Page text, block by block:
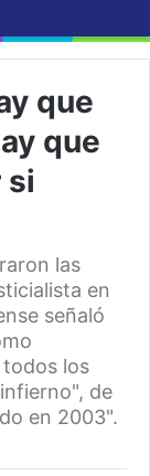
que
que
si
las
en
señaló
todos los
de
en 2003".